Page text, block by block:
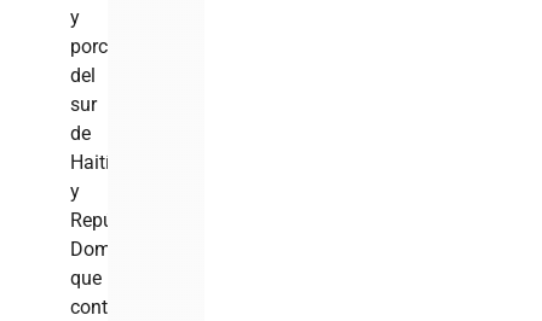
y
porciones
del
sur
de
Haití
y
República
Dominicana,
que
continúan